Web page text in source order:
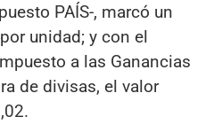
PAÍS-, marcó un
unidad; y con el
a las Ganancias
de divisas, el valor